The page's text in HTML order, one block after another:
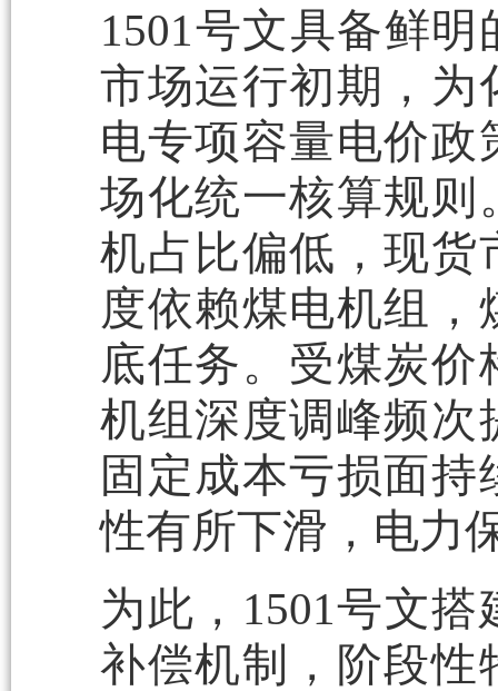
1501号文具备鲜
市场运行初期，为
电专项容量电价
场化统一核算规则
机占比偏低，现货
度依赖煤电机组
底任务。受煤炭
机组深度调峰频次
固定成本亏损面
性有所下滑，电力
为此，1501号文
补偿机制，阶段性